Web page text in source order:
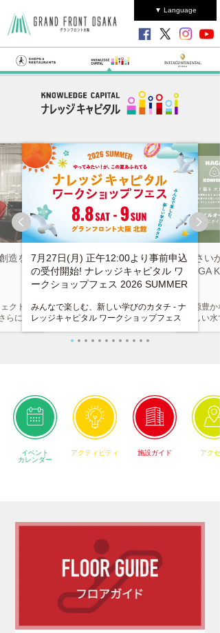
▼ Language
造を
クトル
らには
7月27日(月) 正午12:00より事前申込
の受付開始! ナレッジキャピタル ワ
ークショップフェス 2026 SUMMER
みんなで楽しむ、新しい学びのカタチ - ナ
レッジキャピタル ワークショップフェス
(日)に開催いたします。詳細は後日発表い
小さい
HAGA
水源豊か
味しい
イベント
カレンダー
アクティビティ 施設ガイド アクセ